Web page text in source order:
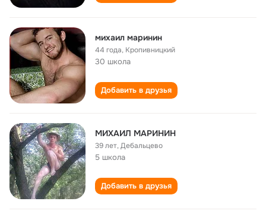
михаил маринин
44 года, Кропивницкий
30 школа
Добавить в друзья
МИХАИЛ МАРИНИН
39 лет,Дебальцево
5 школа
Добавить в друзья